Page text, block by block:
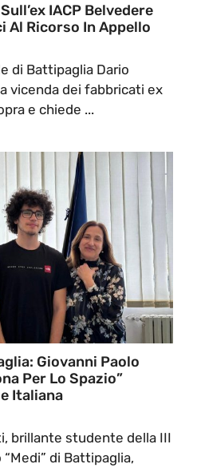
IACP Belvedere
Al Ricorso In Appello
di Battipaglia Dario
vicenda dei fabbricati ex
e chiede ...
Giovanni Paolo
Per Lo Spazio”
Italiana
brillante studente della III
di Battipaglia,